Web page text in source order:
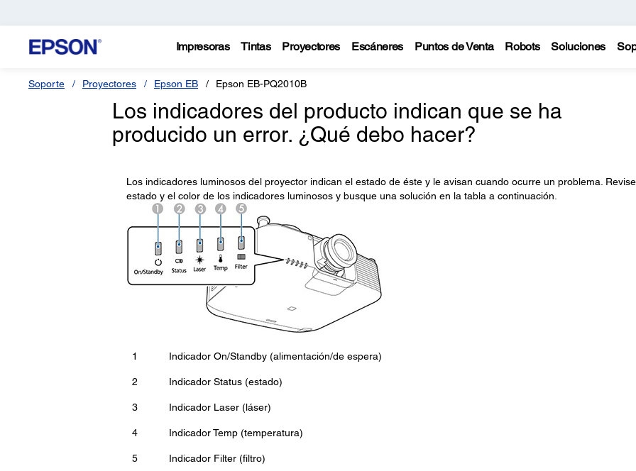
Impresoras Tintas Proyectores Escáneres Puntos de Venta Robots Soluciones
Soporte Proyectores Epson EB Epson EB-PQ2010B
Los indicadores del producto indican que se ha
producido un error. ¿Qué debo hacer?
Los indicadores luminosos del proyector indican el estado de éste y le avisan cuando ocurre un problema.
estado y el color de los indicadores luminosos y busque una solución en la tabla a continuación.
1 Indicador On/Standby (alimentación/de espera)
2 Indicador Status (estado)
3 Indicador Laser (láser)
4 Indicador Temp (temperatura)
5 Indicador Filter (filtro)